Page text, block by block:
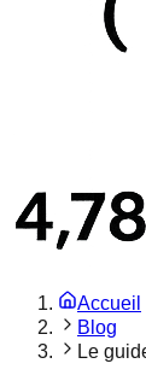
Accueil
Blog
Le